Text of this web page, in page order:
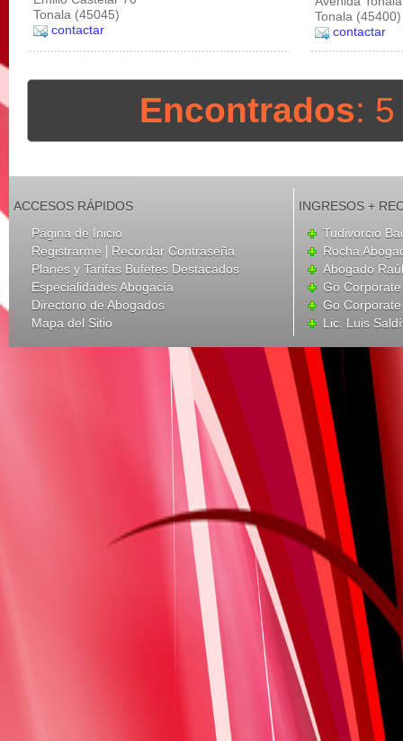
Tonala (45045)
contactar
Tonala (45400)
contactar
Encontrados:
ACCESOS RÁPIDOS
Página de Inicio
Registrarme | Recordar Contraseña
Planes y Tarifas Bufetes Destacados
Especialidades Abogacía
Directorio de Abogados
Mapa del Sitio
INGRESOS +
Tudivorcio
Rocha
Abogado
Go
Go
Lic. Luis